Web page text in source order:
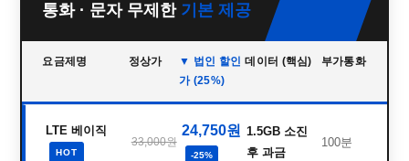
통화 · 문자 무제한 기본 제공
요금제명 정상가
▼ 법인 할인
가 (25%)
데이터 (핵심) 부가통화
LTE 베이직
HOT
33,000원
24,750원
-25%
1.5GB 소진
후 과금
100분